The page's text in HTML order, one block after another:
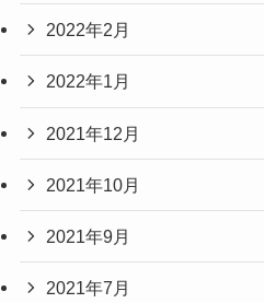
2022年2月
2022年1月
2021年12月
2021年10月
2021年9月
2021年7月